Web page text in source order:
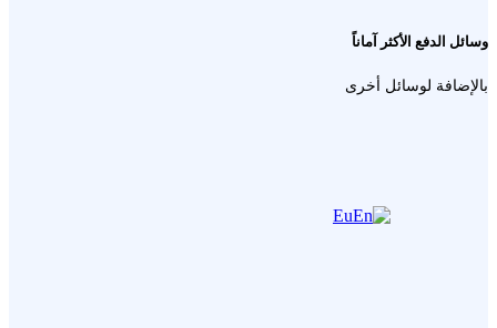
وسائل الدفع الأكثر آماناً
بالإضافة لوسائل أخرى